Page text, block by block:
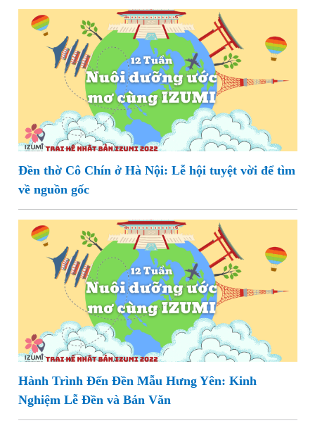
Đền thờ Cô Chín ở Hà Nội: Lễ hội tuyệt vời để tìm
về nguồn gốc
Hành Trình Đến Đền Mẫu Hưng Yên: Kinh
Nghiệm Lễ Đền và Bản Văn